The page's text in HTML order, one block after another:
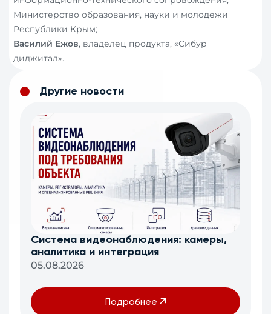
Министерство образования, науки и молодежи
Республики Крым;
Василий Ежов, владелец продукта, «Сибур
диджитал».
Другие новости
Система видеонаблюдения: камеры,
аналитика и интеграция
05.08.2026
Подробнее